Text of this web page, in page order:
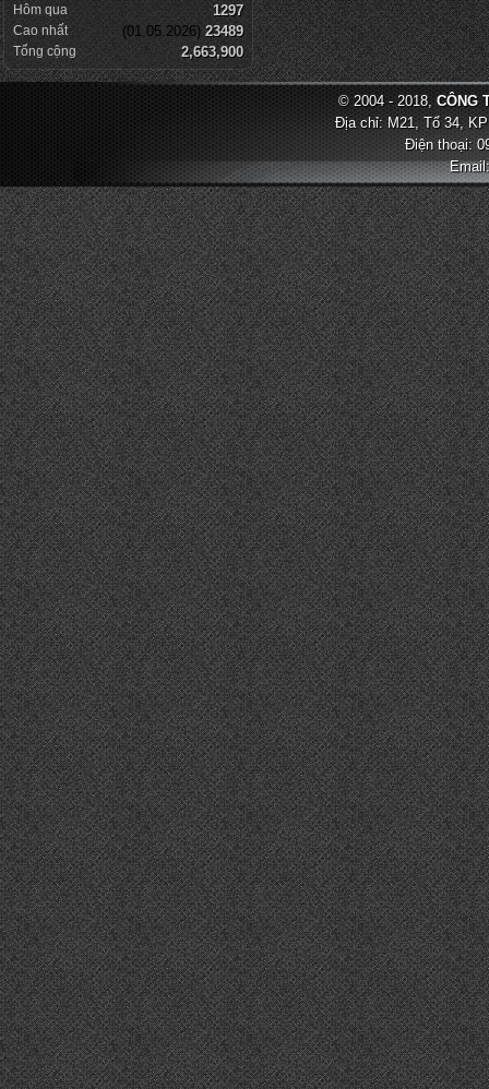
Hôm qua 1297
Cao nhất (01.05.2026)23489
Tổng cộng 2,663,900
© 2004 - 2018, CÔNG
Địa chỉ: M21, Tổ 34,
Điện thoại: